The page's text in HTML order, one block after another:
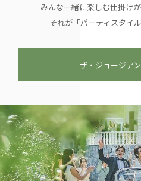
みんな一緒に楽しむ仕掛け
それが「パーティスタイ
ザ・ジョージア